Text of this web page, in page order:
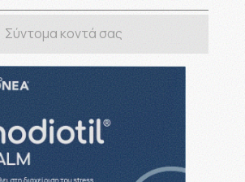
Σύντομα κοντά σας